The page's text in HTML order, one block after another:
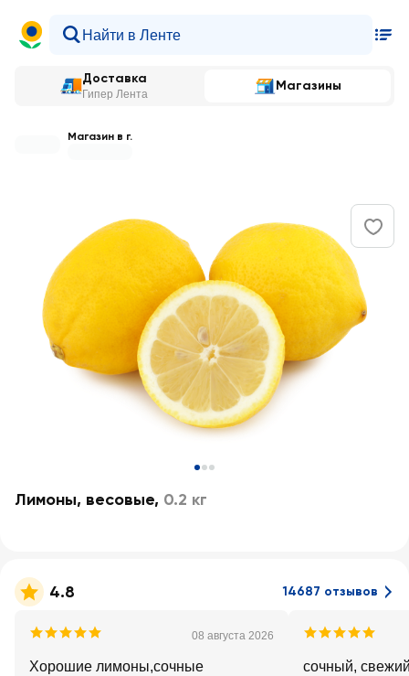
Доставка
Гипер Лента
Магазины
Магазин в г.
Лимоны, весовые, 0.2 кг
4.8 14687 отзывов
08 августа 2026
Хорошие лимоны,сочные сочный,